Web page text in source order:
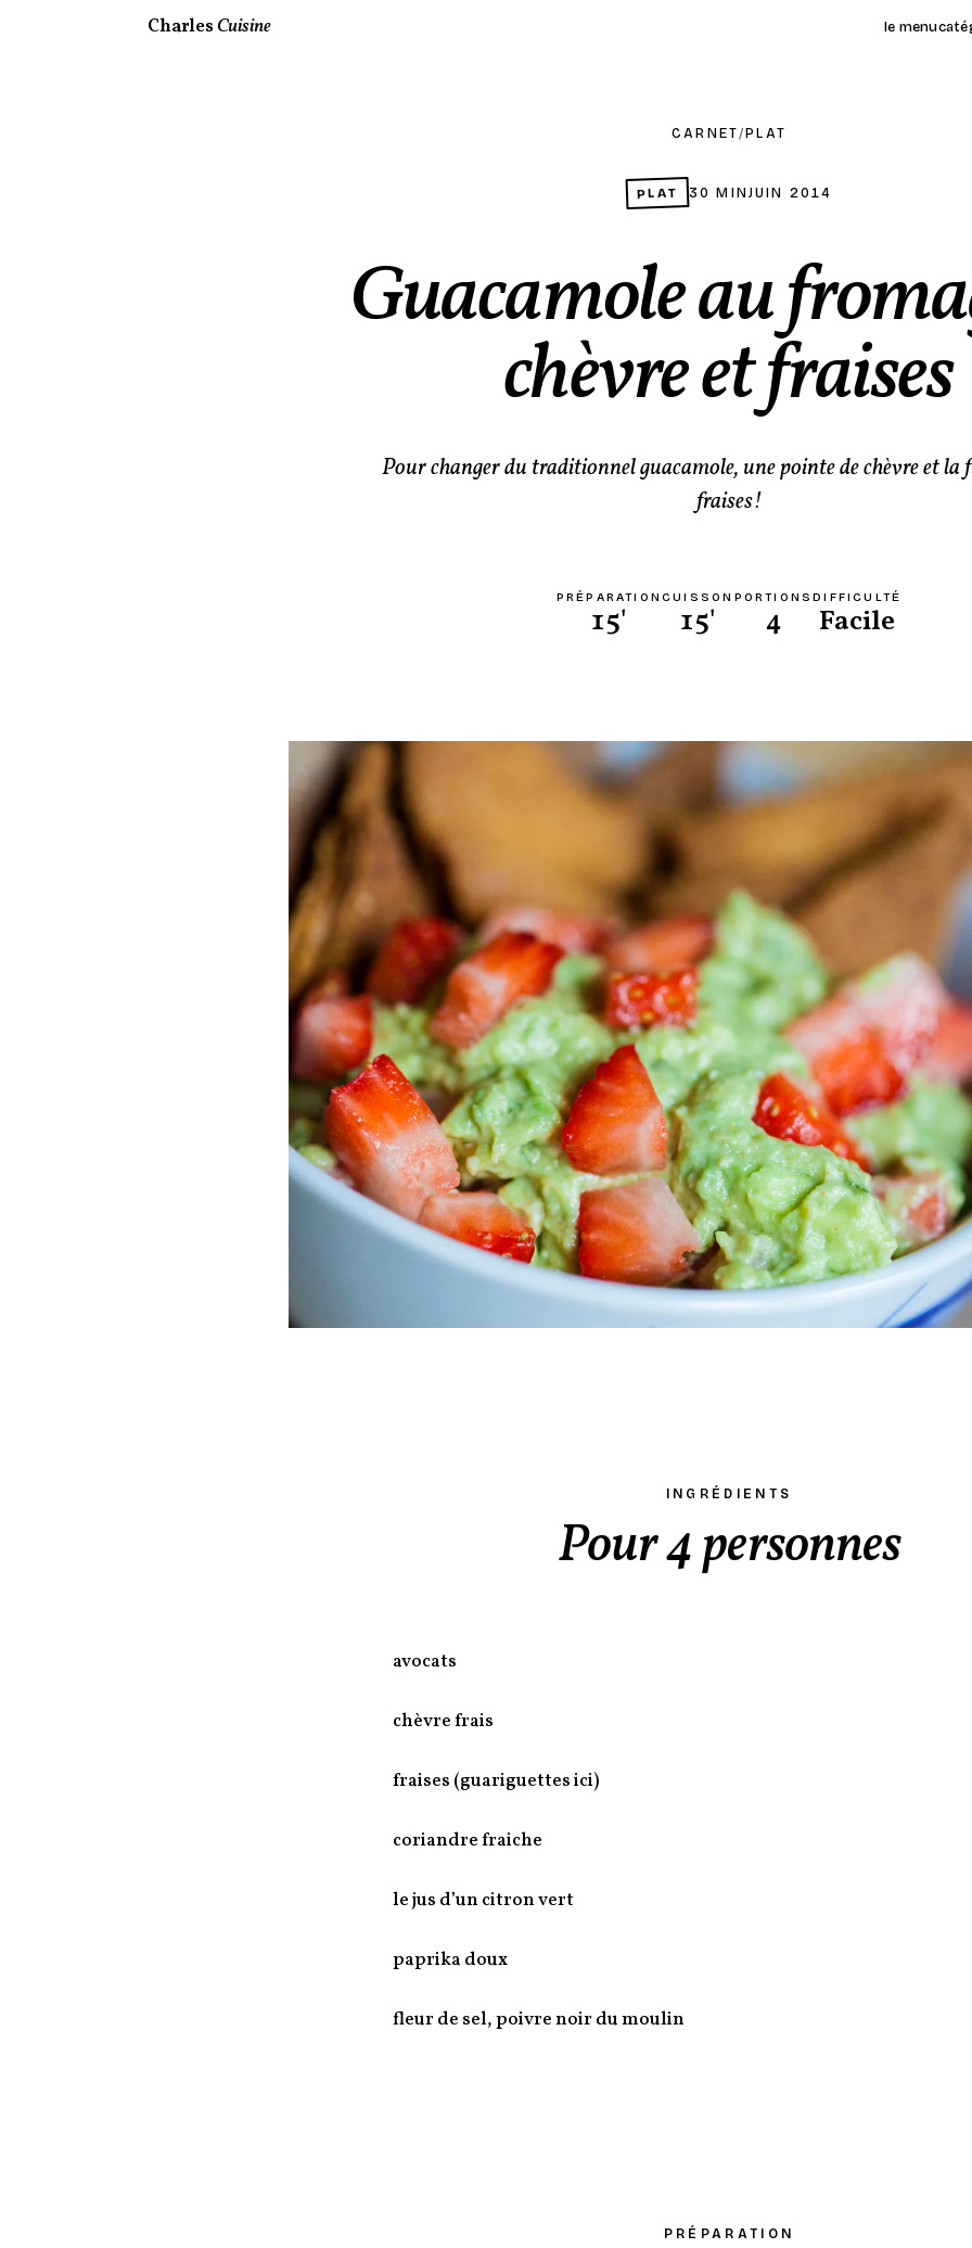
CharlesCuisine le menu
CARNET/ PLAT
PLAT 30 MIN JUIN 2014
Guacamole au
chèvre et fraises
Pour changer du traditionnel guacamole, une pointe de chèvre et la
fraises!
PRÉPARATION
15'
CUISSON
15'
PORTIONS
4
DIFFICULTÉ
Facile
INGRÉDIENTS
Pour 4 personnes
avocats
chèvre frais
fraises (guariguettes ici)
coriandre fraiche
le jus d’un citron vert
paprika doux
fleur de sel, poivre noir du moulin
PRÉPARATION